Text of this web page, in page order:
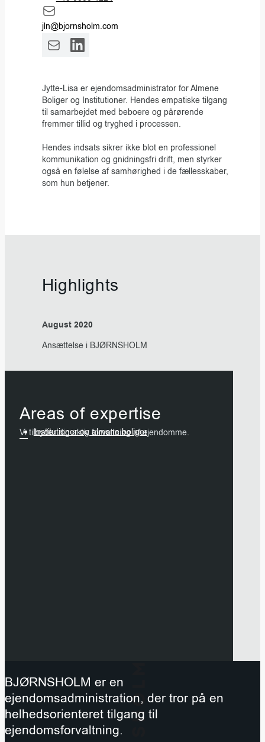
jln@bjornsholm.com
Jytte-Lisa er ejendomsadministrator for Almene
Boliger og Institutioner. Hendes empatiske tilgang
til samarbejdet med beboere og pårørende
fremmer tillid og tryghed i processen.
Hendes indsats sikrer ikke blot en professionel
kommunikation og gnidningsfri drift, men styrker
også en følelse af samhørighed i de fællesskaber,
som hun betjener.
Highlights
August 2020
Ansættelse i BJØRNSHOLM
Areas of expertise
Vi tilbyder dig aktiv forvaltning af ejendomme.
Institutioner og almene boliger
BJØRNSHOLM er en
ejendomsadministration, der tror på en
helhedsorienteret tilgang til
ejendomsforvaltning.